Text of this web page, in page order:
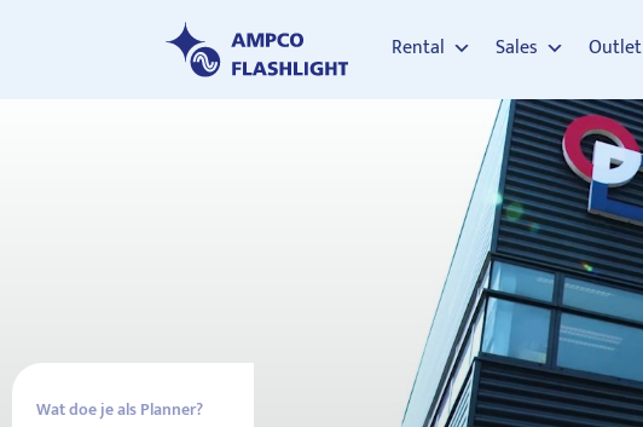
Rental Sales Outlet
Wat doe je als Planner?